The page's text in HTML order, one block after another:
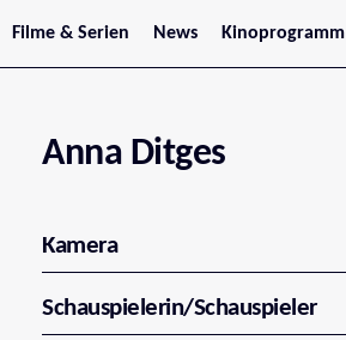
Filme & Serien
Trailer
Serienarchiv
News
Stars
Kinoprogramm
Jetzt im Kino
Tirol
Vorarlberg
Anna Ditges
Kamera
Schauspielerin/Schauspieler